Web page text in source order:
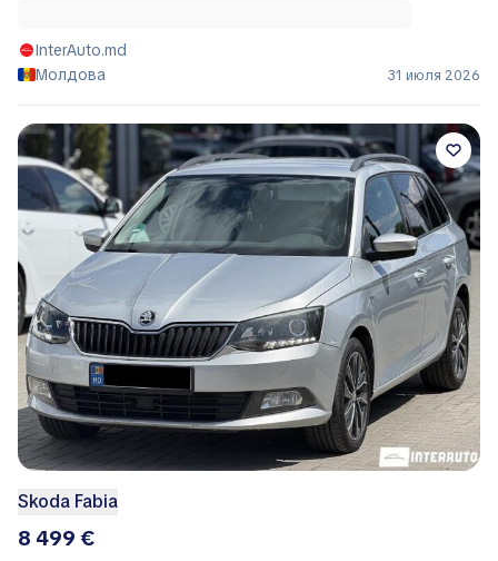
InterAuto.md
Молдова
31 июля 2026
Skoda Fabia
8 499 €